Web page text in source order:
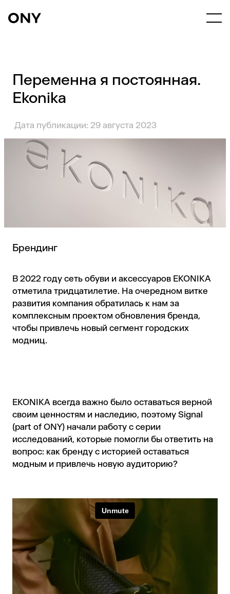
Переменна я постоянная.
Ekonika
Дата публикации: 29 августа 2023
Брендинг
В 2022 году сеть обуви и аксессуаров EKONIKA
отметила тридцатилетие. На очередном витке
развития компания обратилась к нам за
комплексным проектом обновления бренда,
чтобы привлечь новый сегмент городских
модниц.
EKONIKA всегда важно было оставаться верной
своим ценностям и наследию, поэтому Signal
(part of ONY) начали работу с серии
исследований, которые помогли бы ответить на
вопрос: как бренду с историей оставаться
модным и привлечь новую аудиторию?